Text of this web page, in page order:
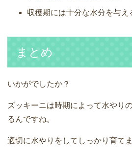
収穫期には十分な水分を与え
まとめ
いかがでしたか？
ズッキーニは時期によって水やり
るんですね。
適切に水やりをしてしっかり育てま